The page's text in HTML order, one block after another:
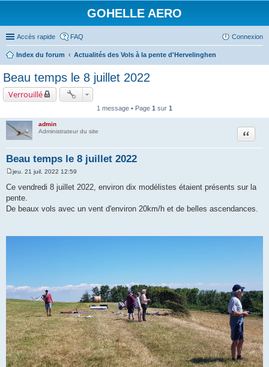
GOHELLE AERO
Accès rapide FAQ Connexion
Index du forum Actualités des Vols à la pente d'Hervelinghen
Beau temps le 8 juillet 2022
Verrouillé
1 message • Page 1 sur 1
admin
Administrateur du site
Beau temps le 8 juillet 2022
Citation
M
s
s
g
jeu. 21 juil. 2022 12:59
Ce vendredi 8 juillet 2022, environ dix modélistes étaient présents sur la
pente.
De beaux vols avec un vent d'environ 20km/h et de belles ascendances.